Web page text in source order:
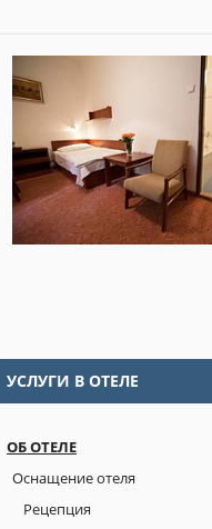
УСЛУГИ В ОТЕЛЕ
ОБ ОТЕЛЕ
Оснащение отеля
Рецепция